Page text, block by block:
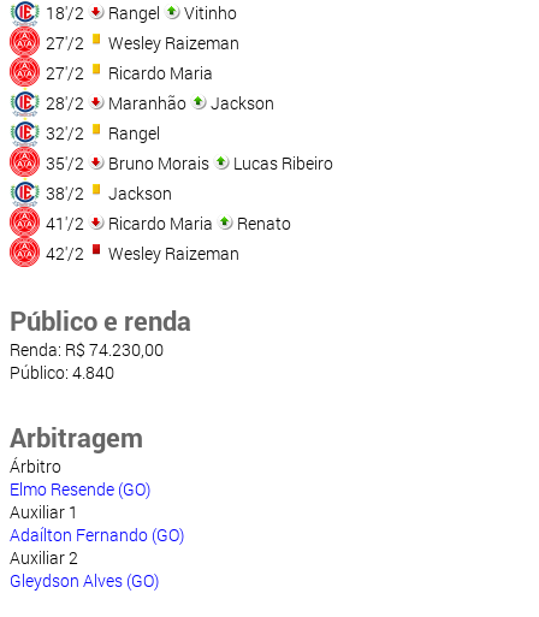
18'/2
Rangel
Vitinho
27'/2
Wesley Raizeman
27'/2
Ricardo Maria
28'/2
Maranhão
Jackson
32'/2
Rangel
35'/2
Bruno Morais
Lucas Ribeiro
38'/2
Jackson
41'/2
Ricardo Maria
Renato
42'/2
Wesley Raizeman
Público e renda
Renda: R$ 74.230,00
Público: 4.840
Arbitragem
Árbitro
Elmo Resende (GO)
Auxiliar 1
Adaílton Fernando (GO)
Auxiliar 2
Gleydson Alves (GO)